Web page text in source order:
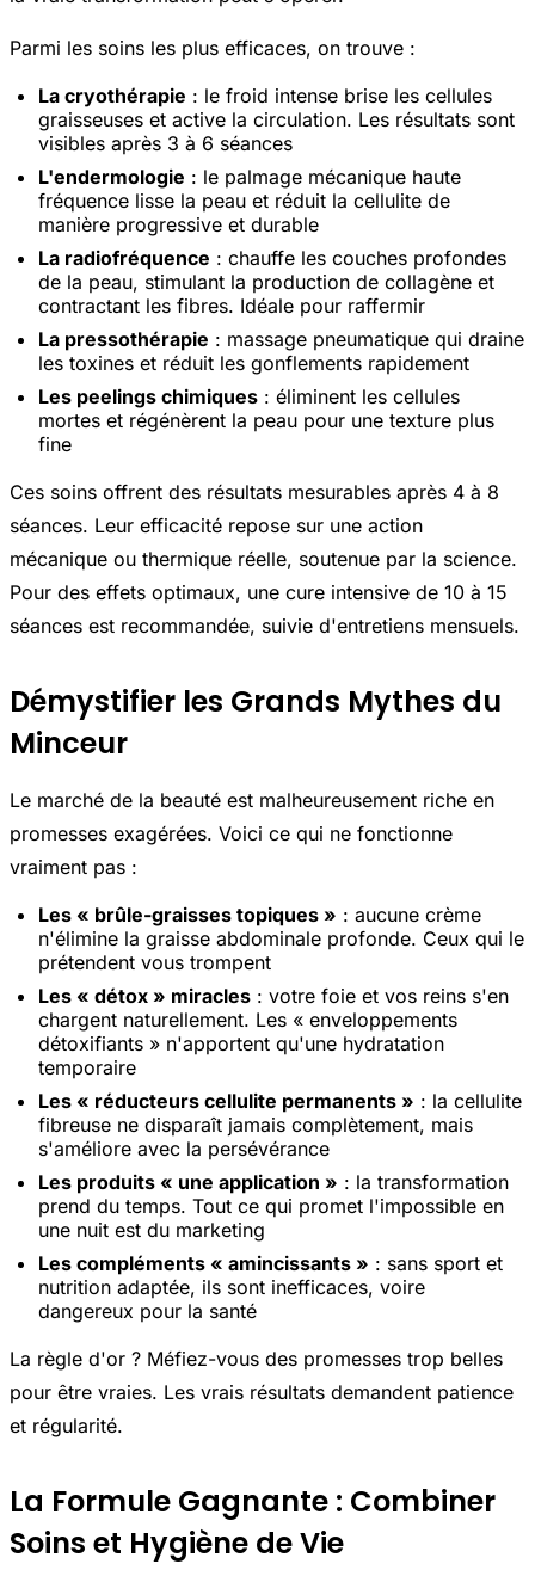
Parmi les soins les plus efficaces, on trouve :
La cryothérapie : le froid intense brise les cellules
graisseuses et active la circulation. Les résultats sont
visibles après 3 à 6 séances
L'endermologie : le palmage mécanique haute
fréquence lisse la peau et réduit la cellulite de
manière progressive et durable
La radiofréquence : chauffe les couches profondes
de la peau, stimulant la production de collagène et
contractant les fibres. Idéale pour raffermir
La pressothérapie : massage pneumatique qui draine
les toxines et réduit les gonflements rapidement
Les peelings chimiques : éliminent les cellules
mortes et régénèrent la peau pour une texture plus
fine
Ces soins offrent des résultats mesurables après 4 à 8
séances. Leur efficacité repose sur une action
mécanique ou thermique réelle, soutenue par la science.
Pour des effets optimaux, une cure intensive de 10 à 15
séances est recommandée, suivie d'entretiens mensuels.
Démystifier les Grands Mythes du
Minceur
Le marché de la beauté est malheureusement riche en
promesses exagérées. Voici ce qui ne fonctionne
vraiment pas :
Les « brûle-graisses topiques » : aucune crème
n'élimine la graisse abdominale profonde. Ceux qui le
prétendent vous trompent
Les « détox » miracles : votre foie et vos reins s'en
chargent naturellement. Les « enveloppements
détoxifiants » n'apportent qu'une hydratation
temporaire
Les « réducteurs cellulite permanents » : la cellulite
fibreuse ne disparaît jamais complètement, mais
s'améliore avec la persévérance
Les produits « une application » : la transformation
prend du temps. Tout ce qui promet l'impossible en
une nuit est du marketing
Les compléments « amincissants » : sans sport et
nutrition adaptée, ils sont inefficaces, voire
dangereux pour la santé
La règle d'or ? Méfiez-vous des promesses trop belles
pour être vraies. Les vrais résultats demandent patience
et régularité.
La Formule Gagnante : Combiner
Soins et Hygiène de Vie